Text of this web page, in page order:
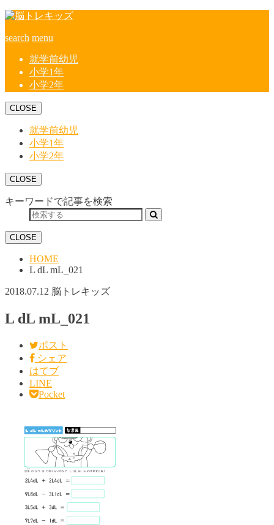
search menu
就学前幼児
小学1年
小学2年
CLOSE
就学前幼児
小学1年
小学2年
CLOSE
キーワードで記事を検索
CLOSE
HOME
L dL mL_021
2018.07.12 脳トレキッズ
L dL mL_021
ポスト
シェア
はてブ
LINE
Pocket